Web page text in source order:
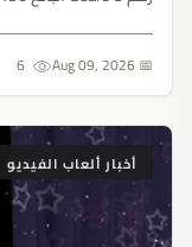
نجاحها الساحق....📅 Aug 09, 2026
أخبار ألعاب الفيديو